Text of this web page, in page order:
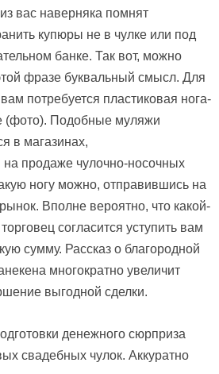
вас наверняка помнят
купюры не в чулке или под
банке. Так вот, можно
фразе буквальный смысл. Для
потребуется пластиковая нога-
(фото). Подобные муляжи
в магазинах,
продаже чулочно-носочных
ногу можно, отправившись на
Вполне вероятно, что какой-
согласится уступить вам
сумму. Рассказ о благородной
многократно увеличит
выгодной сделки.
денежного сюрприза
свадебных чулок. Аккуратно